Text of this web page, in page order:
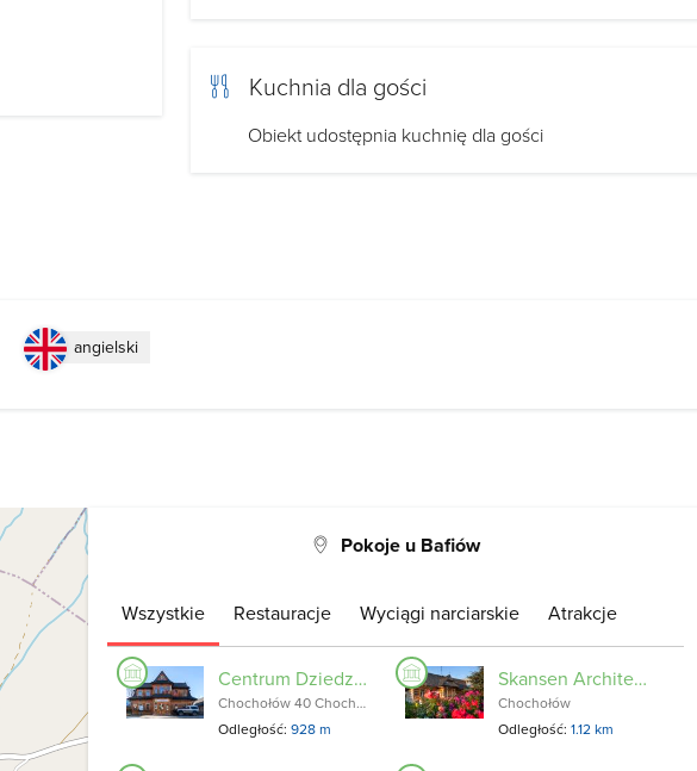
Kuchnia dla gości
Obiekt udostępnia kuchnię dla gości
angielski
Pokoje u Bafiów
Wszystkie Restauracje Wyciągi narciarskie Atrakcje
Centrum Dziedzictwa Przyrodniczego Muzeum torfowisk
Chochołów 40 Chochołów
Odległość:928 m
Skansen Architektury Ludowej
Chochołów
Odległość: 1.12 km